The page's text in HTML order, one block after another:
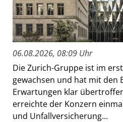
06.08.2026, 08:09 Uhr
Die Zurich-Gruppe ist im
gewachsen und hat mit den
Erwartungen klar
erreichte der Konzern
und Unfallversicherung...